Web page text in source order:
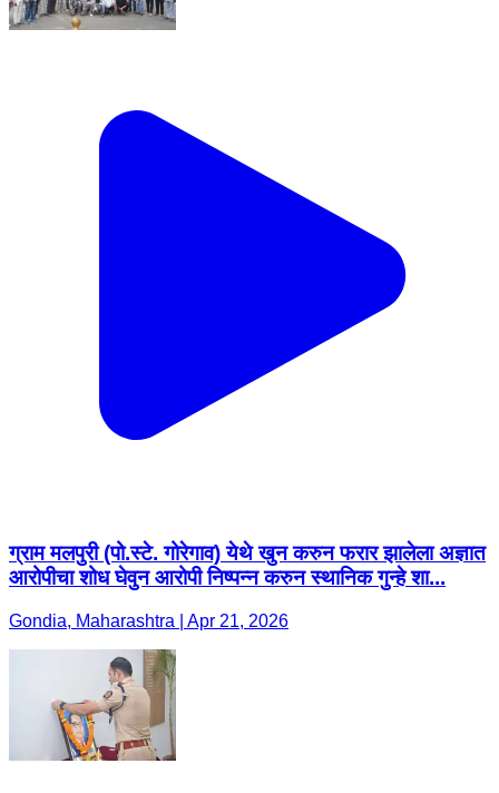
ग्राम मलपुरी (पो.स्टे. गोरेगाव) येथे खुन करुन फरार झालेला अज्ञात
आरोपीचा शोध घेवुन आरोपी निष्पन्न करुन स्थानिक गुन्हे शा...
Gondia, Maharashtra | Apr 21, 2026